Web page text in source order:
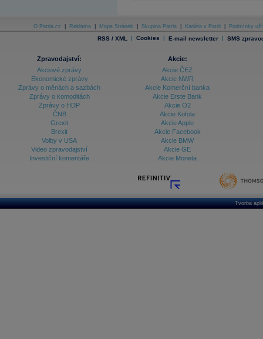
O Patria.cz Reklama Mapa Stránek Skupina Patria Kariéra v Patrii Podmínky
RSS / XML | Cookies | E-mail newsletter | SMS
Zpravodajství:
Akciové zprávy
Ekonomické zprávy
Zprávy o měnách a sazbách
Zprávy o komoditách
Zprávy o HDP
ČNB
Grexit
Brexit
Volby v USA
Video zpravodajství
Investiční komentáře
Akcie:
Akcie ČEZ
Akcie NWR
Akcie Komerční banka
Akcie Erste Bank
Akcie O2
Akcie Kofola
Akcie Apple
Akcie Facebook
Akcie BMW
Akcie GE
Akcie Moneta
Tvorba